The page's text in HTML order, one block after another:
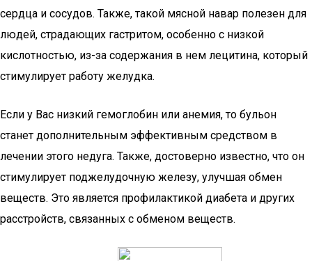
сердца и сосудов. Также, такой мясной навар полезен для
людей, страдающих гастритом, особенно с низкой
кислотностью, из-за содержания в нем лецитина, который
стимулирует работу желудка.
Если у Вас низкий гемоглобин или анемия, то бульон
станет дополнительным эффективным средством в
лечении этого недуга. Также, достоверно известно, что он
стимулирует поджелудочную железу, улучшая обмен
веществ. Это является профилактикой диабета и других
расстройств, связанных с обменом веществ.